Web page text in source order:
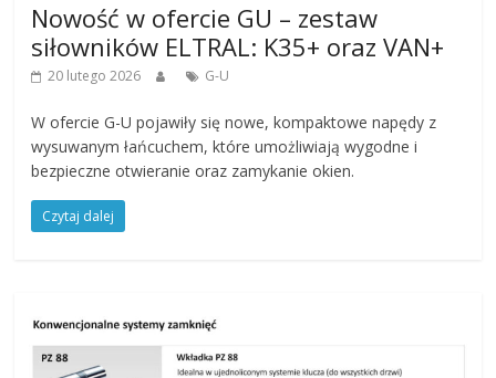
Nowość w ofercie GU – zestaw
siłowników ELTRAL: K35+ oraz VAN+
20 lutego 2026 G-U
W ofercie G-U pojawiły się nowe, kompaktowe napędy z
wysuwanym łańcuchem, które umożliwiają wygodne i
bezpieczne otwieranie oraz zamykanie okien.
Czytaj dalej